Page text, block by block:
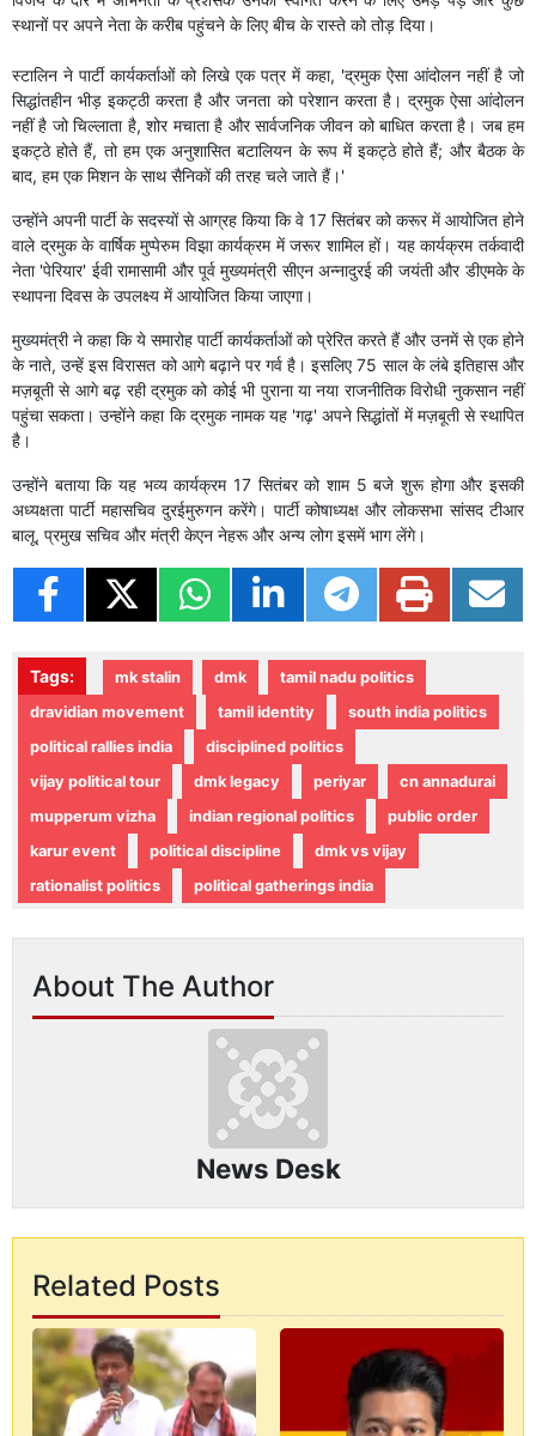
स्थानों पर अपने नेता के करीब पहुंचने के लिए बीच के रास्ते को तोड़ दिया।
स्टालिन ने पार्टी कार्यकर्ताओं को लिखे एक पत्र में कहा, 'द्रमुक ऐसा आंदोलन नहीं है जो
सिद्धांतहीन भीड़ इकट्ठी करता है और जनता को परेशान करता है। द्रमुक ऐसा आंदोलन
नहीं है जो चिल्लाता है, शोर मचाता है और सार्वजनिक जीवन को बाधित करता है। जब हम
इकट्ठे होते हैं, तो हम एक अनुशासित बटालियन के रूप में इकट्ठे होते हैं; और बैठक के
बाद, हम एक मिशन के साथ सैनिकों की तरह चले जाते हैं।'
उन्होंने अपनी पार्टी के सदस्यों से आग्रह किया कि वे 17 सितंबर को करूर में आयोजित होने
वाले द्रमुक के वार्षिक मुप्पेरुम विझा कार्यक्रम में जरूर शामिल हों। यह कार्यक्रम तर्कवादी
नेता 'पेरियार' ईवी रामासामी और पूर्व मुख्यमंत्री सीएन अन्नादुरई की जयंती और डीएमके के
स्थापना दिवस के उपलक्ष्य में आयोजित किया जाएगा।
मुख्यमंत्री ने कहा कि ये समारोह पार्टी कार्यकर्ताओं को प्रेरित करते हैं और उनमें से एक होने
के नाते, उन्हें इस विरासत को आगे बढ़ाने पर गर्व है। इसलिए 75 साल के लंबे इतिहास और
मज़बूती से आगे बढ़ रही द्रमुक को कोई भी पुराना या नया राजनीतिक विरोधी नुकसान नहीं
पहुंचा सकता। उन्होंने कहा कि द्रमुक नामक यह 'गढ़' अपने सिद्धांतों में मज़बूती से स्थापित
है।
उन्होंने बताया कि यह भव्य कार्यक्रम 17 सितंबर को शाम 5 बजे शुरू होगा और इसकी
अध्यक्षता पार्टी महासचिव दुरईमुरुगन करेंगे। पार्टी कोषाध्यक्ष और लोकसभा सांसद टीआर
बालू, प्रमुख सचिव और मंत्री केएन नेहरू और अन्य लोग इसमें भाग लेंगे।
Tags: mk stalin dmk
tamil nadu politics
dravidian movement
tamil identity
south india politics
political rallies india
disciplined politics
vijay political tour
dmk legacy periyar
cn annadurai
mupperum vizha
indian regional politics
public order
karur event
political discipline
dmk vs vijay
rationalist politics
political gatherings india
About The Author
News Desk
Related Posts